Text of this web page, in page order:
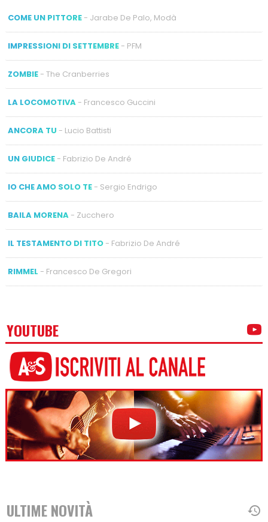
COME UN PITTORE- Jarabe De Palo, Modà
IMPRESSIONI DI SETTEMBRE- PFM
ZOMBIE- The Cranberries
LA LOCOMOTIVA- Francesco Guccini
ANCORA TU - Lucio Battisti
UN GIUDICE- Fabrizio De André
IO CHE AMO SOLO TE- Sergio Endrigo
BAILA MORENA- Zucchero
IL TESTAMENTO DI TITO- Fabrizio De André
RIMMEL - Francesco De Gregori
YOUTUBE
ULTIME NOVITÀ